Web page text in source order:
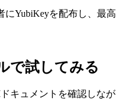
にYubiKeyを配布し、最高
で試してみる
キュメントを確認しなが